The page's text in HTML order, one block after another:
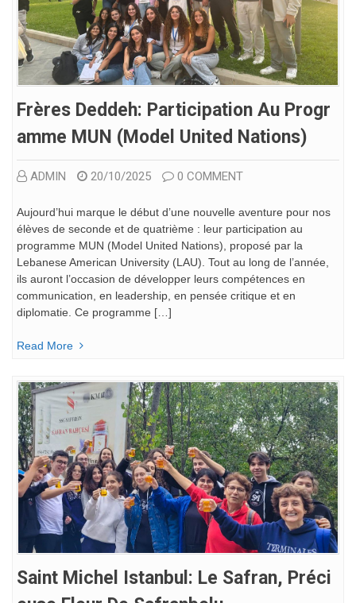
Frères Deddeh: Participation Au Progr
Amme MUN (Model United Nations)
ADMIN 20/10/2025 0 COMMENT
Aujourd’hui marque le début d’une nouvelle aventure pour nos
élèves de seconde et de quatrième : leur participation au
programme MUN (Model United Nations), proposé par la
Lebanese American University (LAU). Tout au long de l’année,
ils auront l’occasion de développer leurs compétences en
communication, en leadership, en pensée critique et en
diplomatie. Ce programme […]
Read More
Saint Michel Istanbul: Le Safran, Préci